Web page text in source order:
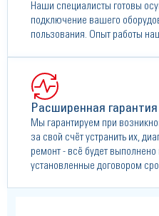
Наши специалисты готовы
подключение вашего
пользования. Опыт работы
Расширенная гарантия
Мы гарантируем при
за свой счёт устранить их,
ремонт - всё будет
установленные договором